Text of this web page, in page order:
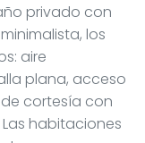
privado con
los
aire
plana, acceso
cortesía con
habitaciones